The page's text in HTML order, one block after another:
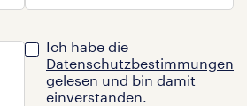
Ich habe die
Datenschutzbestimmungen
gelesen und bin damit
einverstanden.